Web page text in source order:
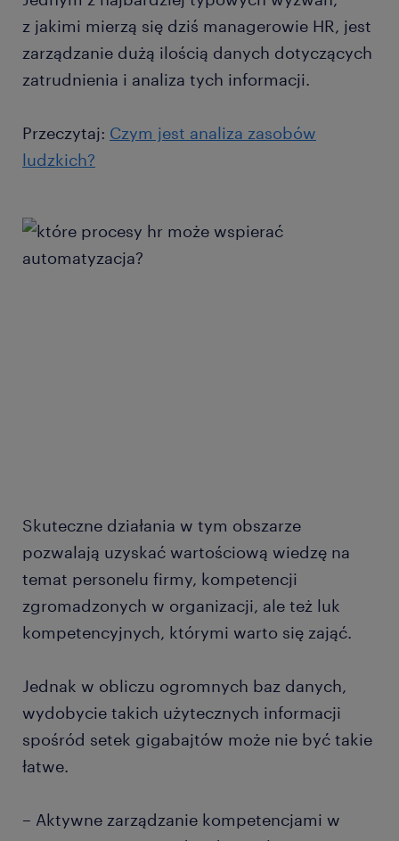
z jakimi mierzą się dziś managerowie HR, jest
zarządzanie dużą ilością danych dotyczących
zatrudnienia i analiza tych informacji.
Przeczytaj: Czym jest analiza zasobów
ludzkich?
Skuteczne działania w tym obszarze
pozwalają uzyskać wartościową wiedzę na
temat personelu firmy, kompetencji
zgromadzonych w organizacji, ale też luk
kompetencyjnych, którymi warto się zająć.
Jednak w obliczu ogromnych baz danych,
wydobycie takich użytecznych informacji
spośród setek gigabajtów może nie być takie
łatwe.
– Aktywne zarządzanie kompetencjami w